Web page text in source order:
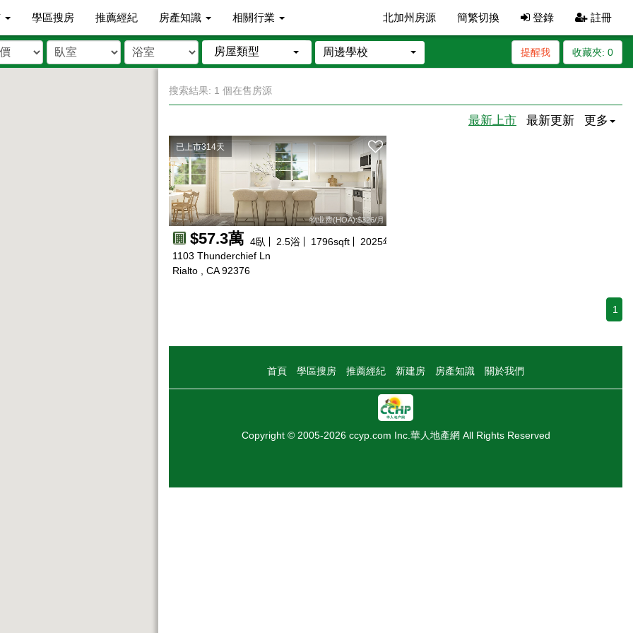
學區搜房 推薦經紀 房產知識 相關行業 北加州房源 簡繁切換 登錄 註冊
房屋類型 周邊學校 收藏夾: 0
提醒我
搜索結果: 1 個在售房源
最新上市 最新更新 更多
已上市314天
物业费(HOA):$326/月
$57.3萬 4臥 2.5浴 1796sqft 2025年建
1103 Thunderchief Ln
Rialto , CA 92376
1
首頁 學區搜房 推薦經紀 新建房 房產知識 關於我們
Copyright © 2005-2026 ccyp.com Inc.華人地產網 All Rights Reserved